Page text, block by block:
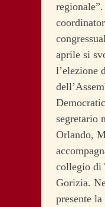
aprile si
l’elezione
segretario
Orlando,
collegio di
Gorizia.
presente